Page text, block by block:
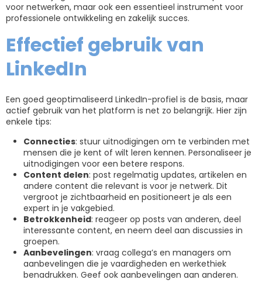
voor netwerken, maar ook een essentieel instrument voor
professionele ontwikkeling en zakelijk succes.
Effectief gebruik van
LinkedIn
Een goed geoptimaliseerd LinkedIn-profiel is de basis, maar
actief gebruik van het platform is net zo belangrijk. Hier zijn
enkele tips:
Connecties: stuur uitnodigingen om te verbinden met
mensen die je kent of wilt leren kennen. Personaliseer je
uitnodigingen voor een betere respons.
Content delen: post regelmatig updates, artikelen en
andere content die relevant is voor je netwerk. Dit
vergroot je zichtbaarheid en positioneert je als een
expert in je vakgebied.
Betrokkenheid: reageer op posts van anderen, deel
interessante content, en neem deel aan discussies in
groepen.
Aanbevelingen: vraag collega’s en managers om
aanbevelingen die je vaardigheden en werkethiek
benadrukken. Geef ook aanbevelingen aan anderen.